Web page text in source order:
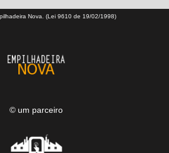
Nova. (Lei 9610 de 19/02/1998)
© um parceiro